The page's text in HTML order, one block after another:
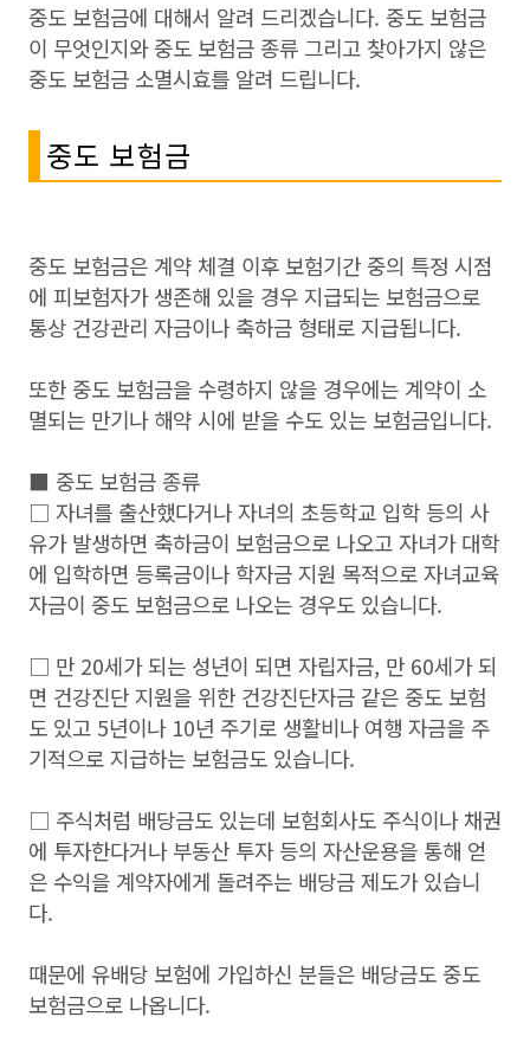
중도 보험금에 대해서 알려 드리겠습니다. 중도 보험금
이 무엇인지와 중도 보험금 종류 그리고 찾아가지 않은
중도 보험금 소멸시효를 알려 드립니다.
중도 보험금
중도 보험금은 계약 체결 이후 보험기간 중의 특정 시점
에 피보험자가 생존해 있을 경우 지급되는 보험금으로
통상 건강관리 자금이나 축하금 형태로 지급됩니다.
또한 중도 보험금을 수령하지 않을 경우에는 계약이 소
멸되는 만기나 해약 시에 받을 수도 있는 보험금입니다.
■ 중도 보험금 종류
□ 자녀를 출산했다거나 자녀의 초등학교 입학 등의 사
유가 발생하면 축하금이 보험금으로 나오고 자녀가 대학
에 입학하면 등록금이나 학자금 지원 목적으로 자녀교육
자금이 중도 보험금으로 나오는 경우도 있습니다.
□ 만 20세가 되는 성년이 되면 자립자금, 만 60세가 되
면 건강진단 지원을 위한 건강진단자금 같은 중도 보험
도 있고 5년이나 10년 주기로 생활비나 여행 자금을 주
기적으로 지급하는 보험금도 있습니다.
□ 주식처럼 배당금도 있는데 보험회사도 주식이나 채권
에 투자한다거나 부동산 투자 등의 자산운용을 통해 얻
은 수익을 계약자에게 돌려주는 배당금 제도가 있습니
다.
때문에 유배당 보험에 가입하신 분들은 배당금도 중도
보험금으로 나옵니다.